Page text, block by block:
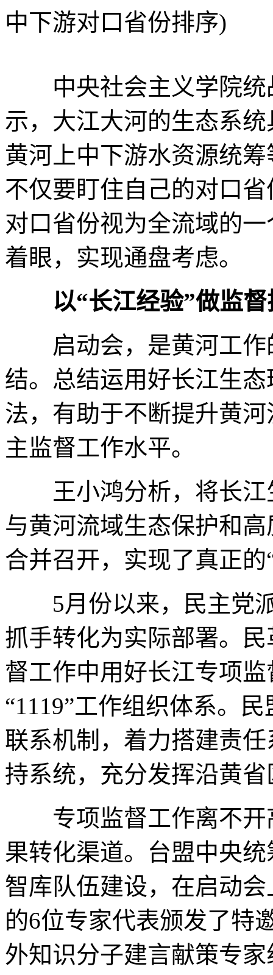
中下游对口省份排序)
中央社会主义学院
示，大江大河的生态系
黄河上中下游水资源统
不仅要盯住自己的对口
对口省份视为全流域的
着眼，实现通盘考虑。
以“长江经验”做监
启动会，是黄河工
结。总结运用好长江生
法，有助于不断提升黄
主监督工作水平。
王小鸿分析，将长
与黄河流域生态保护和
合并召开，实现了真正的
5月份以来，民主党
抓手转化为实际部署。
督工作中用好长江专项
“1119”工作组织体系。
联系机制，着力搭建责
持系统，充分发挥沿黄
专项监督工作离不
果转化渠道。台盟中央
智库队伍建设，在启动
的6位专家代表颁发了特
外知识分子建言献策专